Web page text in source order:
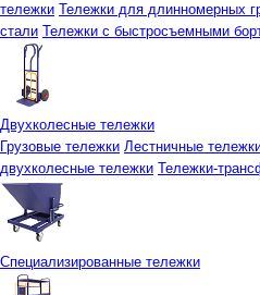
тележки Тележки для длинномерных
стали Тележки с быстросъемными
Двухколесные тележки
Грузовые тележки Лестничные
двухколесные тележки Тележки-
Специализированные тележки